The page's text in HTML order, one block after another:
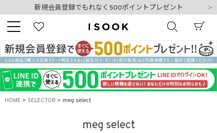
夏季休業日のご案内
令和8年熊本地震の影響によるお荷物のお届けについて
新規会員登録でもれなく500ポイントプレゼント
夏季休業日のご案内
令和8年熊本地震の影響によるお荷物のお届けについて
キーワード
HOME SELECTOR meg select
meg select